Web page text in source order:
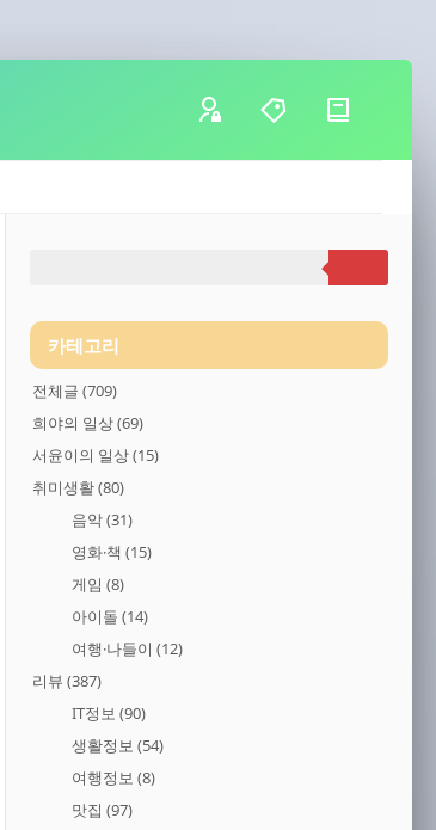
카테고리
전체글 (709)
희야의 일상(69)
서윤이의 일상(15)
취미생활(80)
음악(31)
영화·책 (15)
게임 (8)
아이돌 (14)
여행·나들이 (12)
리뷰 (387)
IT정보 (90)
생활정보 (54)
여행정보 (8)
맛집 (97)